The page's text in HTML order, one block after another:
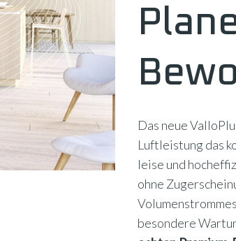
Das neue
Luftleistung das
leise und
ohne
besondere